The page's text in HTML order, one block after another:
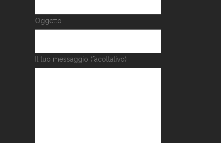
Oggetto
Il tuo messaggio (facoltativo)